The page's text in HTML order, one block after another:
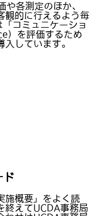
各測定のほか、
観的に行えるよう毎
コミュニケーショ
）を評価するため
入しています。
ド
施概要」をよく読
終えてUCDA事務局